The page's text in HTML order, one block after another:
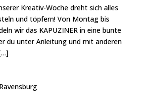
Kreativ-Woche dreht sich alles
und töpfern! Von Montag bis
wir das KAPUZINER in eine bunte
du unter Anleitung und mit anderen